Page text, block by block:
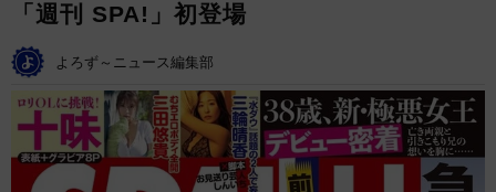
「週刊 SPA!」初登場
よろず～ニュース編集部